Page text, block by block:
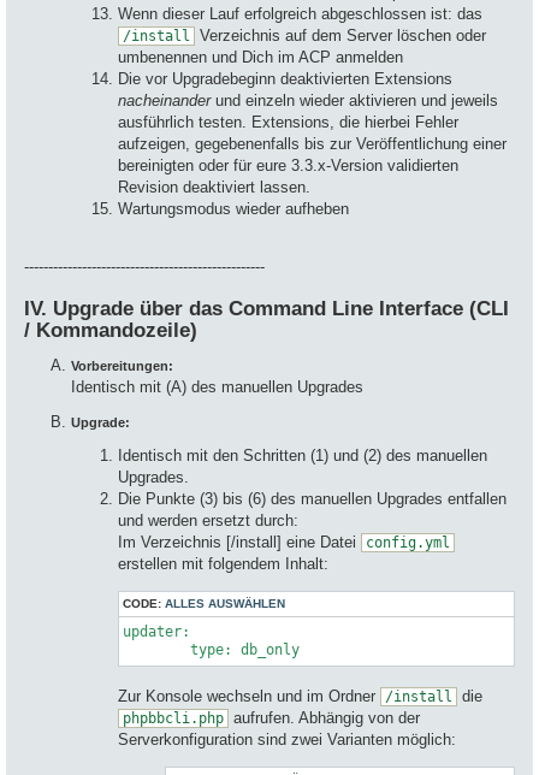
Wenn dieser Lauf erfolgreich abgeschlossen ist: das
/install
Verzeichnis auf dem Server löschen oder
umbenennen und Dich im ACP anmelden
Die vor Upgradebeginn deaktivierten Extensions
nacheinanderund einzeln wieder aktivieren und jeweils
ausführlich testen. Extensions, die hierbei Fehler
aufzeigen, gegebenenfalls bis zur Veröffentlichung einer
bereinigten oder für eure 3.3.x-Version validierten
Revision deaktiviert lassen.
Wartungsmodus wieder aufheben
--------------------------------------------------
IV. Upgrade über das Command Line Interface (CLI
/ Kommandozeile)
Vorbereitungen:
Identisch mit (A) des manuellen Upgrades
Upgrade:
Identisch mit den Schritten (1) und (2) des manuellen
Upgrades.
Die Punkte (3) bis (6) des manuellen Upgrades entfallen
und werden ersetzt durch:
Im Verzeichnis [/install] eine Datei
config.yml
erstellen mit folgendem Inhalt:
CODE: ALLES AUSWÄHLEN
updater:
type: db_only
Zur Konsole wechseln und im Ordner /install die
phpbbcli.php aufrufen. Abhängig von der
Serverkonfiguration sind zwei Varianten möglich: